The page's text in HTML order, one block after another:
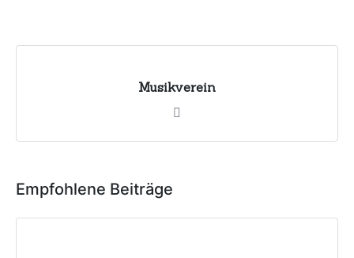
Musikverein
Empfohlene Beiträge